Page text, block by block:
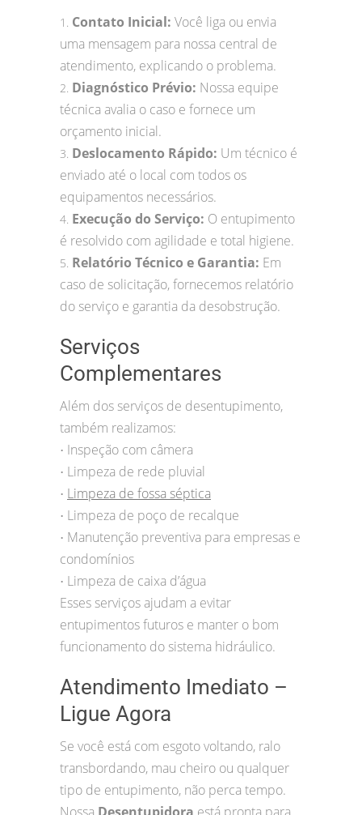
1. Contato Inicial: Você liga ou envia
uma mensagem para nossa central de
atendimento, explicando o problema.
2. Diagnóstico Prévio: Nossa equipe
técnica avalia o caso e fornece um
orçamento inicial.
3. Deslocamento Rápido: Um técnico é
enviado até o local com todos os
equipamentos necessários.
4. Execução do Serviço: O entupimento
é resolvido com agilidade e total higiene.
5. Relatório Técnico e Garantia: Em
caso de solicitação, fornecemos relatório
do serviço e garantia da desobstrução.
Serviços
Complementares
Além dos serviços de desentupimento,
também realizamos:
• Inspeção com câmera
• Limpeza de rede pluvial
• Limpeza de fossa séptica
• Limpeza de poço de recalque
• Manutenção preventiva para empresas e
condomínios
• Limpeza de caixa d’água
Esses serviços ajudam a evitar
entupimentos futuros e manter o bom
funcionamento do sistema hidráulico.
Atendimento Imediato –
Ligue Agora
Se você está com esgoto voltando, ralo
transbordando, mau cheiro ou qualquer
tipo de entupimento, não perca tempo.